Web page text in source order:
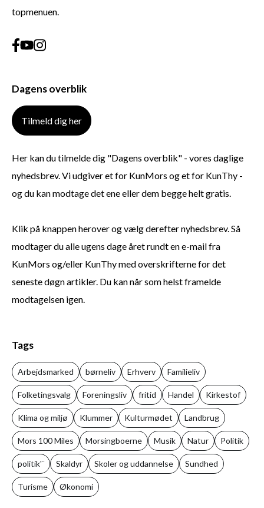
topmenuen.
Dagens overblik
Tilmeld dig her
Her kan du tilmelde dig "Dagens overblik" - vores daglige
nyhedsbrev. Vi udgiver et for KunMors og et for KunThy -
og du kan modtage det ene eller dem begge helt gratis.
Klik på knappen herover og vælg derefter nyhedsbrev. Så
modtager du alle ugens dage året rundt en e-mail fra
KunMors og/eller KunThy med overskrifterne for det
seneste døgn artikler. Du kan når som helst framelde
modtagelsen igen.
Tags
Arbejdsmarked børneliv Erhverv Familieliv
Folketingsvalg Foreningsliv fritid Handel Kirkestof
Klima og miljø Klummer Kulturmødet Landbrug
Mors 100 Miles Morsingboerne Musik Natur Politik
politik'¨ Skaldyr Skoler og uddannelse Sundhed
Turisme Økonomi